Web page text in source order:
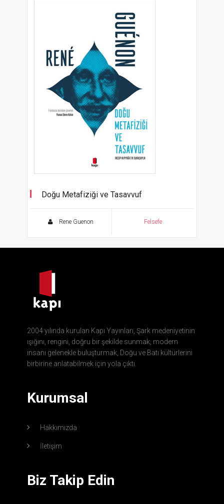
Doğu Metafiziği ve Tasavvuf
Rene Guenon Felsefe
2004 yılında kurulan Kapı Yayınları, Şark medeniyetinin
ışığını, rengini, doğru bir şekilde sunmak, modern
insanı gelenekle buluşturmak, Doğu ve Batı kültürlerini
birbirine anlatabilmek için yola çıktı.
Kurumsal
Hakkımızda
İletişim
Biz Takip Edin